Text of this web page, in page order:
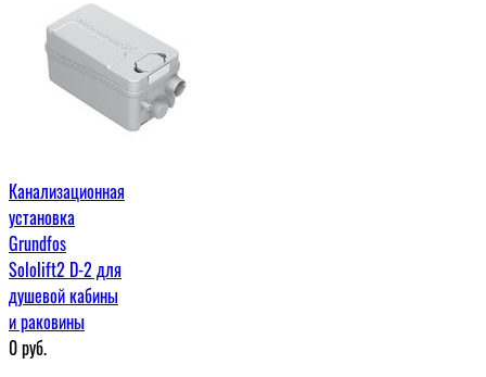
Канализационная
установка
Grundfos
Sololift2 D-2 для
душевой кабины
и раковины
0руб.